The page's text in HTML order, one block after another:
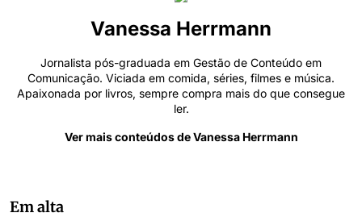
Vanessa Herrmann
Jornalista pós-graduada em Gestão de Conteúdo em
Comunicação. Viciada em comida, séries, filmes e música.
Apaixonada por livros, sempre compra mais do que consegue
ler.
Ver mais conteúdos de Vanessa Herrmann
Em alta